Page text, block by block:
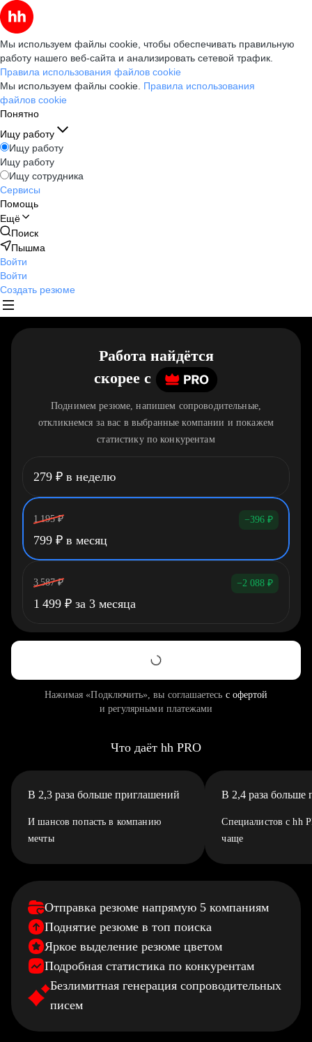
Мы используем файлы cookie, чтобы обеспечивать правильную
работу нашего веб-сайта и анализировать сетевой трафик.
Правила использования файлов cookie
Мы используем файлы cookie. Правила использования
файлов cookie
Понятно
Ищу работу
Ищу работу
Ищу работу
Ищу сотрудника
Сервисы
Помощь
Ещё
Поиск
Пышма
Войти
Войти
Создать резюме
Работа найдётся
скорее c
Поднимем резюме, напишем сопроводительные,
откликнемся за вас в выбранные компании и покажем
статистику по конкурентам
279 ₽ в неделю
1 195 ₽ −396 ₽
799 ₽ в месяц
3 587 ₽ −2 088 ₽
1 499 ₽ за 3 месяца
Нажимая «Подключить», вы соглашаетесь с офертой
и регулярными платежами
Что даёт hh PRO
В 2,3 раза больше приглашений
И шансов попасть в компанию
мечты
В 2,4 раза больше
Специалистов с hh
чаще
Отправка резюме напрямую 5 компаниям
Поднятие резюме в топ поиска
Яркое выделение резюме цветом
Подробная статистика по конкурентам
Безлимитная генерация сопроводительных
писем